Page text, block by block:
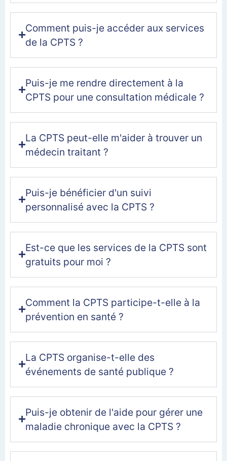
Comment puis-je accéder aux services
de la CPTS ?
Puis-je me rendre directement à la
CPTS pour une consultation médicale ?
La CPTS peut-elle m'aider à trouver un
médecin traitant ?
Puis-je bénéficier d'un suivi
personnalisé avec la CPTS ?
Est-ce que les services de la CPTS sont
gratuits pour moi ?
Comment la CPTS participe-t-elle à la
prévention en santé ?
La CPTS organise-t-elle des
événements de santé publique ?
Puis-je obtenir de l'aide pour gérer une
maladie chronique avec la CPTS ?